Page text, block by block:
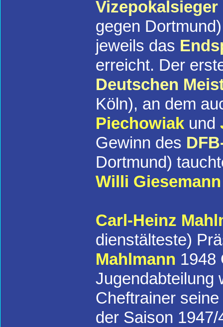
Vizepokalsieger
gegen
jeweils das
erreicht. Der
Deutschen
Köln), an dem
Piechowiak und
Gewinn des
Dortmund)
Willi Giesemann
Carl-Heinz
dienstälteste)
Mahlmann 1948
Jugendabteilung
Cheftrainer
der Saison